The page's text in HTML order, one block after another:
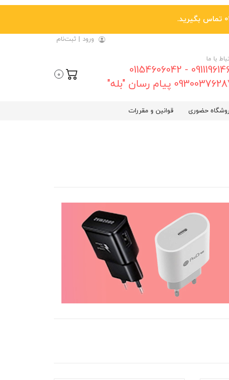
ورود | ثبت‌نام
با ما
09111961461 - 01154606042
پیام رسان "بله"
0
حضوری قوانین و مقررات